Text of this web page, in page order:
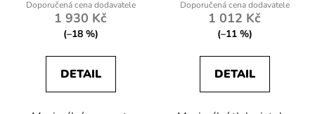
1 930 Kč
(–18 %)
DETAIL
1 012 Kč
(–11 %)
DETAIL